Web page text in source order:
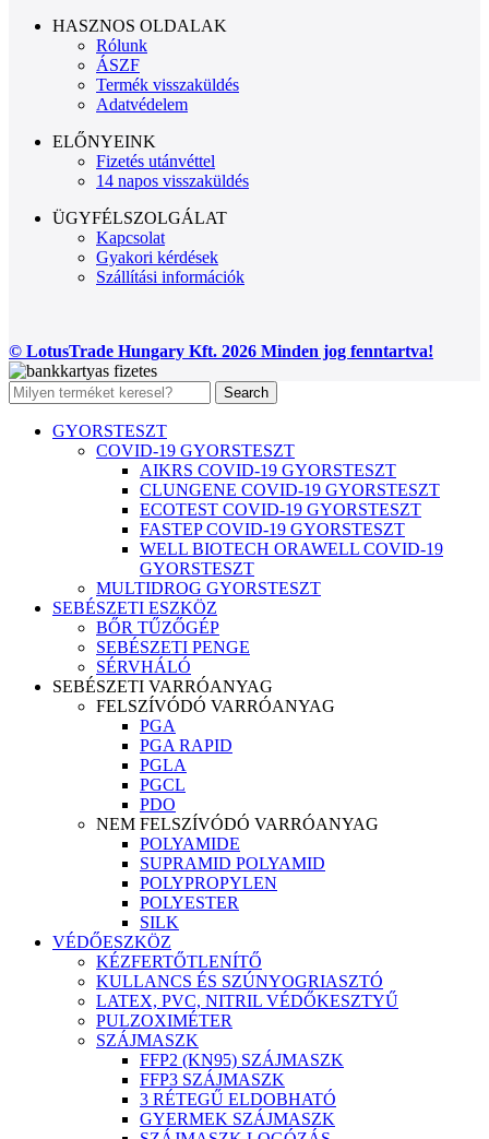
HASZNOS OLDALAK
Rólunk
ÁSZF
Termék visszaküldés
Adatvédelem
ELŐNYEINK
Fizetés utánvéttel
14 napos visszaküldés
ÜGYFÉLSZOLGÁLAT
Kapcsolat
Gyakori kérdések
Szállítási információk
© LotusTrade Hungary Kft. 2026 Minden jog fenntartva!
Search
GYORSTESZT
COVID-19 GYORSTESZT
AIKRS COVID-19 GYORSTESZT
CLUNGENE COVID-19 GYORSTESZT
ECOTEST COVID-19 GYORSTESZT
FASTEP COVID-19 GYORSTESZT
WELL BIOTECH ORAWELL COVID-19
GYORSTESZT
MULTIDROG GYORSTESZT
SEBÉSZETI ESZKÖZ
BŐR TŰZŐGÉP
SEBÉSZETI PENGE
SÉRVHÁLÓ
SEBÉSZETI VARRÓANYAG
FELSZÍVÓDÓ VARRÓANYAG
PGA
PGA RAPID
PGLA
PGCL
PDO
NEM FELSZÍVÓDÓ VARRÓANYAG
POLYAMIDE
SUPRAMID POLYAMID
POLYPROPYLEN
POLYESTER
SILK
VÉDŐESZKÖZ
KÉZFERTŐTLENÍTŐ
KULLANCS ÉS SZÚNYOGRIASZTÓ
LATEX, PVC, NITRIL VÉDŐKESZTYŰ
PULZOXIMÉTER
SZÁJMASZK
FFP2 (KN95) SZÁJMASZK
FFP3 SZÁJMASZK
3 RÉTEGŰ ELDOBHATÓ
GYERMEK SZÁJMASZK